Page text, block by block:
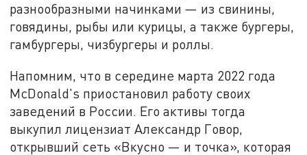
разнообразными начинками — из свинины,
говядины, рыбы или курицы, а также бургеры,
гамбургеры, чизбургеры и роллы.
Напомним, что в середине марта 2022 года
McDonald's приостановил работу своих
заведений в России. Его активы тогда
выкупил лицензиат Александр Говор,
открывший сеть «Вкусно — и точка», которая